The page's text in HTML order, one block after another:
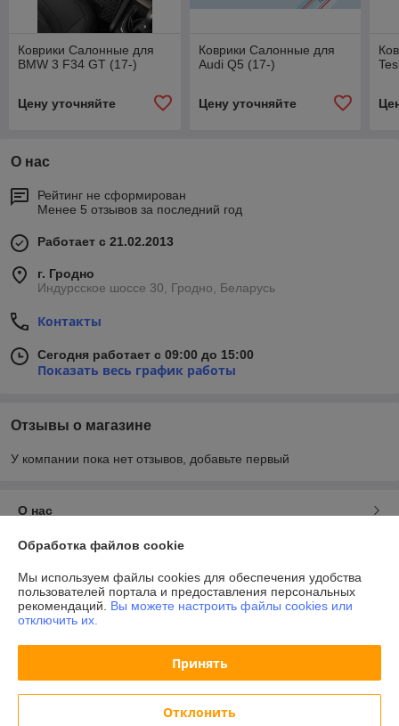
Коврики Салонные для
BMW 3 F34 GT (17-)
Цену уточняйте
Коврики Салонные для
Audi Q5 (17-)
Цену уточняйте
О нас
Рейтинг не сформирован
Менее 5 отзывов за последний год
Работает с 21.02.2013
г. Гродно
Индурсское шоссе 30, Гродно, Беларусь
Контакты
Сегодня работает с 09:00 до 15:00
Показать весь график работы
Отзывы о магазине
У компании пока нет отзывов, добавьте первый
О нас
Контакты
Доставка и оплата
Полная версия сайта
Политика обработки cookies
Обработка файлов cookie
Мы используем файлы cookies для обеспечения удобства
пользователей портала и предоставления персональных
рекомендаций. Вы можете настроить файлы cookies или
отключить их.
Принять
Отклонить